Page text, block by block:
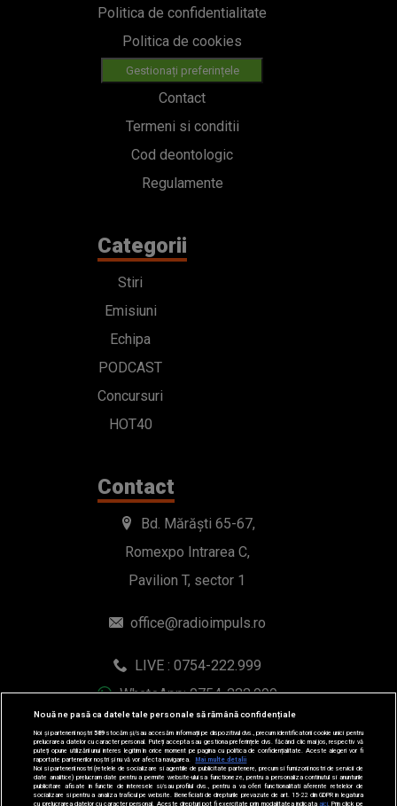
Politica de confidentialitate
Politica de cookies
Gestionați preferințele
Contact
Termeni si conditii
Cod deontologic
Regulamente
Categorii
Stiri
Emisiuni
Echipa
PODCAST
Concursuri
HOT40
Contact
Bd. Mărăști 65-67,
Romexpo Intrarea C,
Pavilion T, sector 1
office@radioimpuls.ro
LIVE : 0754-222.999
WhatsApp: 0754-222.999
Nouă ne pasă ca datele tale personale să rămână confidențiale
Noi și partenerii noștri589stocăm și/sau accesăm informații pe dispozitivul dvs., precum identificatorii cookie unici pentru
prelucrarea datelor cu caracter personal. Puteți accepta sau gestiona preferințele dvs. făcând clic mai jos, respectiv vă
puteți opune utilizării unui interes legitim în orice moment pe pagina cu politica de confidențialitate. Aceste alegeri vor fi
raportate partenerilor noștri și nu vă vor afecta navigarea.
Mai multe detalii
Noi si partenerii nostri (retelele de socializare si agentiile de publicitate partenere, precum si furnizorii nostri de servicii de
date analitice) prelucram date pentru a permite website-ului sa functioneze, pentru a personaliza continutul si anunturile
publicitare afisate in functie de interesele si/sau profilul dvs., pentru a va oferi functionalitati aferente retelelor de
socializare si pentru a analiza traficul pe website. Beneficiati de drepturile prevazute de art. 15-22 din GDPR in legatura
cu prelucrarea datelor cu caracter personal. Aceste drepturi pot fi exercitate prin modalitatea indicataaici . Prin click pe